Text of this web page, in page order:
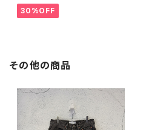
30%OFF
その他の商品